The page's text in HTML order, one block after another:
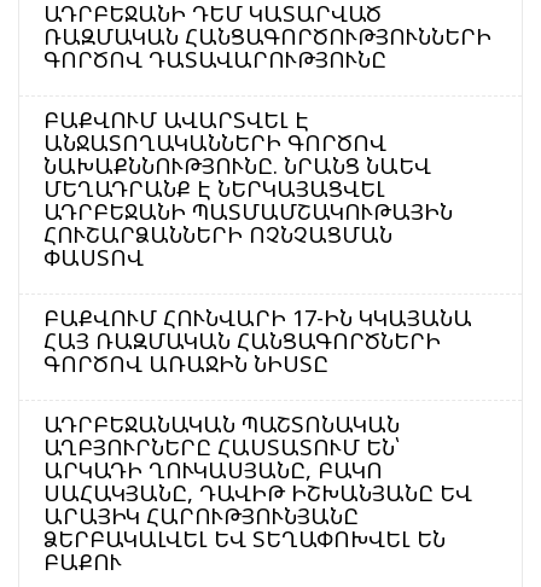
ԱԴՐԲԵՋԱՆԻ ԴԵՄ ԿԱՏԱՐՎԱԾ
ՌԱԶՄԱԿԱՆ ՀԱՆՑԱԳՈՐԾՈՒԹՅՈՒՆՆԵՐԻ
ԳՈՐԾՈՎ ԴԱՏԱՎԱՐՈՒԹՅՈՒՆԸ
ԲԱՔՎՈՒՄ ԱՎԱՐՏՎԵԼ Է
ԱՆՋԱՏՈՂԱԿԱՆՆԵՐԻ ԳՈՐԾՈՎ
ՆԱԽԱՔՆՆՈՒԹՅՈՒՆԸ. ՆՐԱՆՑ ՆԱԵՎ
ՄԵՂԱԴՐԱՆՔ Է ՆԵՐԿԱՅԱՑՎԵԼ
ԱԴՐԲԵՋԱՆԻ ՊԱՏՄԱՄՇԱԿՈՒԹԱՅԻՆ
ՀՈՒՇԱՐՁԱՆՆԵՐԻ ՈՉՆՉԱՑՄԱՆ
ՓԱՍՏՈՎ
ԲԱՔՎՈՒՄ ՀՈՒՆՎԱՐԻ 17-ԻՆ ԿԿԱՅԱՆԱ
ՀԱՅ ՌԱԶՄԱԿԱՆ ՀԱՆՑԱԳՈՐԾՆԵՐԻ
ԳՈՐԾՈՎ ԱՌԱՋԻՆ ՆԻՍՏԸ
ԱԴՐԲԵՋԱՆԱԿԱՆ ՊԱՇՏՈՆԱԿԱՆ
ԱՂԲՅՈՒՐՆԵՐԸ ՀԱՍՏԱՏՈՒՄ ԵՆ՝
ԱՐԿԱԴԻ ՂՈՒԿԱՍՅԱՆԸ, ԲԱԿՈ
ՍԱՀԱԿՅԱՆԸ, ԴԱՎԻԹ ԻՇԽԱՆՅԱՆԸ ԵՎ
ԱՐԱՅԻԿ ՀԱՐՈՒԹՅՈՒՆՅԱՆԸ
ՁԵՐԲԱԿԱԼՎԵԼ ԵՎ ՏԵՂԱՓՈԽՎԵԼ ԵՆ
ԲԱՔՈՒ